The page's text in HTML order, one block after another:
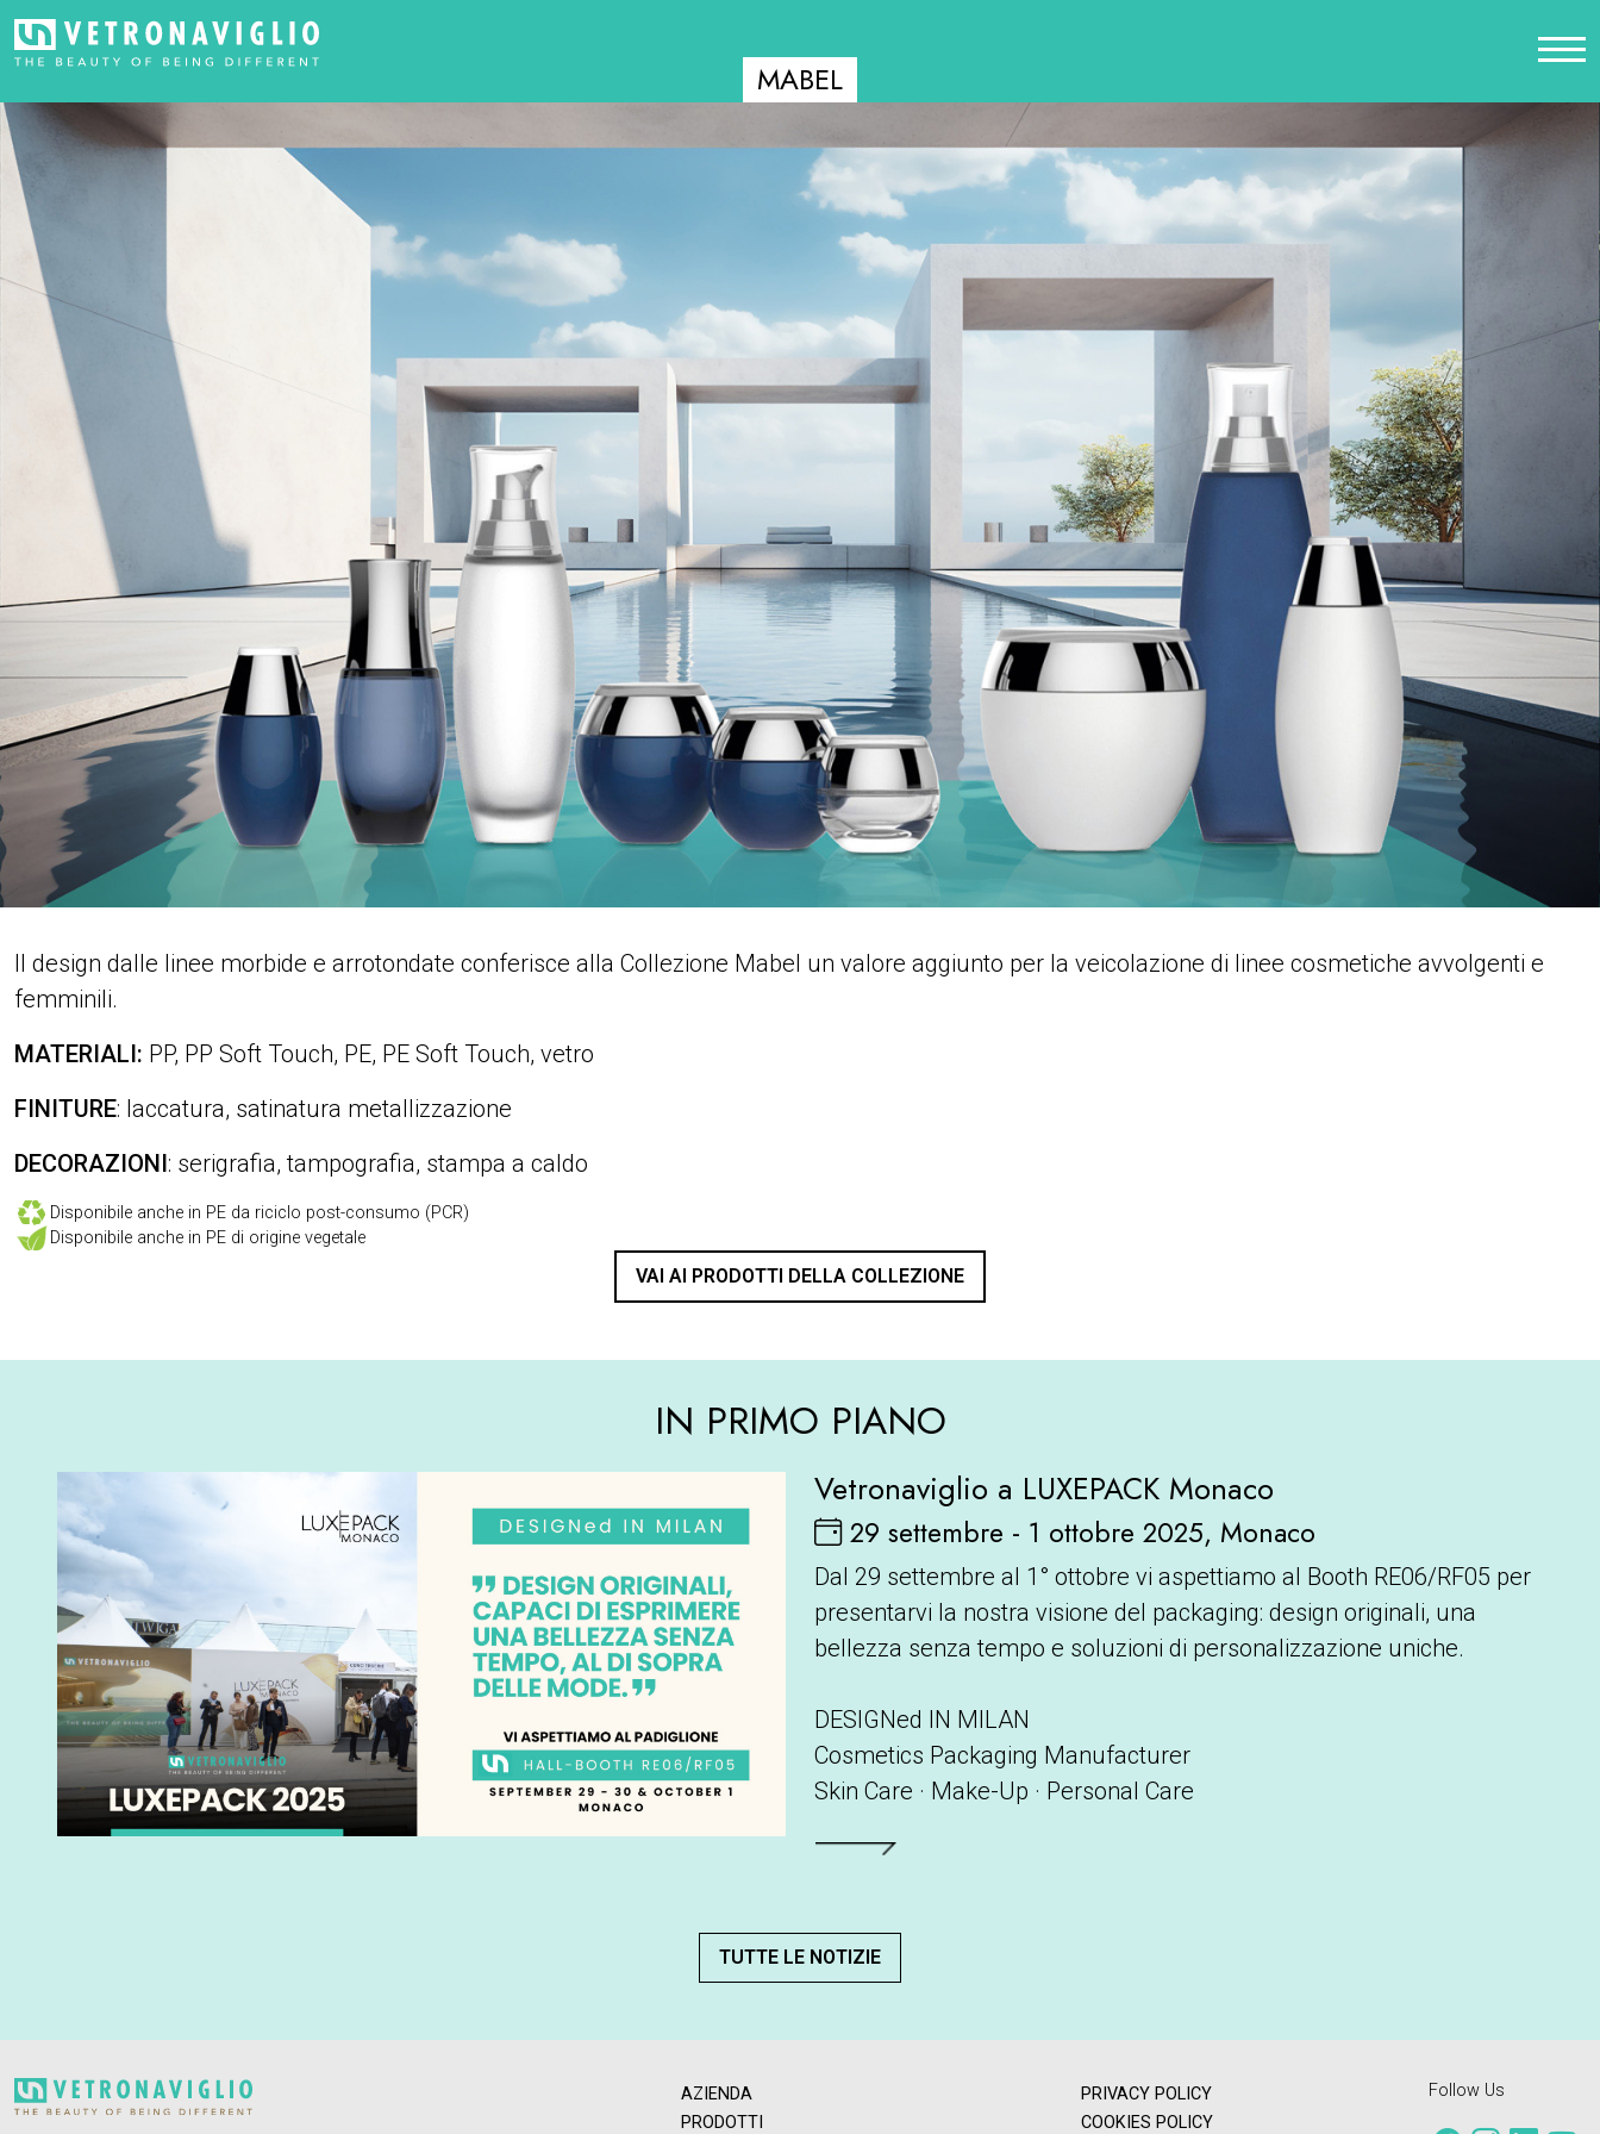
MABEL
Il design dalle linee morbide e arrotondate conferisce alla Collezione Mabel un valore aggiunto per la veicolazione di linee cosmetiche avvolgenti e
femminili.
MATERIALI: PP, PP Soft Touch, PE, PE Soft Touch, vetro
FINITURE: laccatura, satinatura metallizzazione
DECORAZIONI: serigrafia, tampografia, stampa a caldo
Disponibile anche in PE da riciclo post-consumo (PCR)
Disponibile anche in PE di origine vegetale
VAI AI PRODOTTI DELLA COLLEZIONE
IN PRIMO PIANO
Vetronaviglio a LUXEPACK Monaco
29 settembre - 1 ottobre 2025, Monaco
Dal 29 settembre al 1° ottobre vi aspettiamo al Booth RE06/RF05 per
presentarvi la nostra visione del packaging: design originali, una
bellezza senza tempo e soluzioni di personalizzazione uniche.
DESIGNed IN MILAN
Cosmetics Packaging Manufacturer
Skin Care · Make-Up · Personal Care
Leggi tutto
TUTTE LE NOTIZIE
AZIENDA
PRODOTTI
PRIVACY POLICY
COOKIES POLICY
Follow Us